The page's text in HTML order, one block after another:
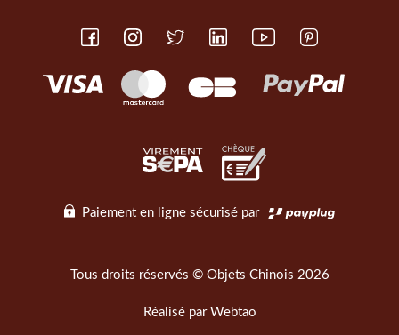
Paiement en ligne sécurisé par
Tous droits réservés © Objets Chinois 2026
Réalisé par Webtao